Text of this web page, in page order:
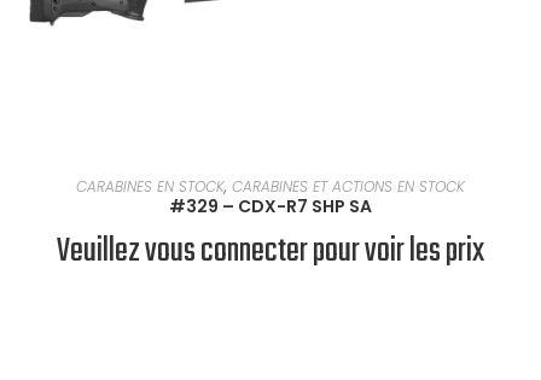
EN SAVOIR PLUS
CARABINES EN STOCK, CARABINES ET ACTIONS EN STOCK
#329 – CDX-R7 SHP SA
Veuillez vous connecter pour voir les prix